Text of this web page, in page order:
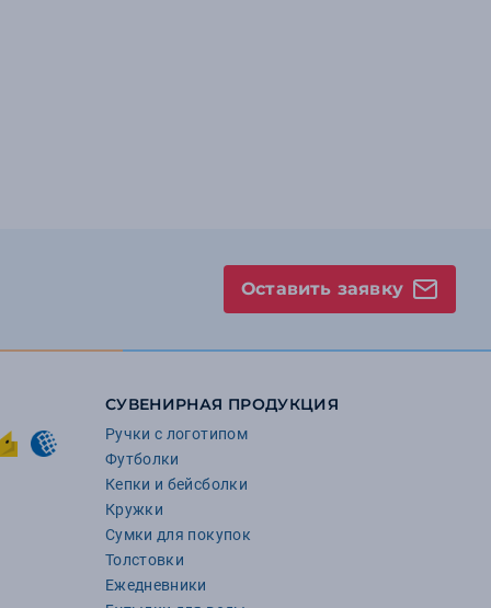
Оставить заявку
СУВЕНИРНАЯ ПРОДУКЦИЯ
Ручки с логотипом
Футболки
Кепки и бейсболки
Кружки
Сумки для покупок
Толстовки
Ежедневники